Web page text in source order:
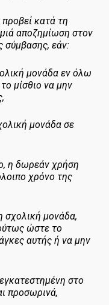
κατά τη
αποζημίωση στον
σύμβασης, εάν:
μονάδα εν όλω
μίσθιο να μην
μονάδα σε
η δωρεάν χρήση
χρόνο της
σχολική μονάδα,
ώστε το
αυτής ή να μην
στο
προσωρινά,